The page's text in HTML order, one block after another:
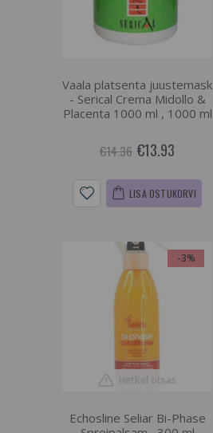
Vaala platsenta juustemask
- Serical Crema Midollo &
Placenta 1000 ml , 1000 ml
€14.36 €13.93
LISA OSTUKORVI
-3%
Hetkel otsas
Echosline Seliar Bi-Phase